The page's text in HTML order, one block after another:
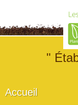
"
Accueil